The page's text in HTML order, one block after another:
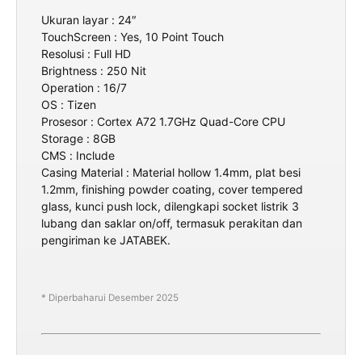
Ukuran layar : 24″
TouchScreen : Yes, 10 Point Touch
Resolusi : Full HD
Brightness : 250 Nit
Operation : 16/7
OS : Tizen
Prosesor : Cortex A72 1.7GHz Quad-Core CPU
Storage : 8GB
CMS : Include
Casing Material : Material hollow 1.4mm, plat besi
1.2mm, finishing powder coating, cover tempered
glass, kunci push lock, dilengkapi socket listrik 3
lubang dan saklar on/off, termasuk perakitan dan
pengiriman ke JATABEK.
* Diperbaharui Desember 2025